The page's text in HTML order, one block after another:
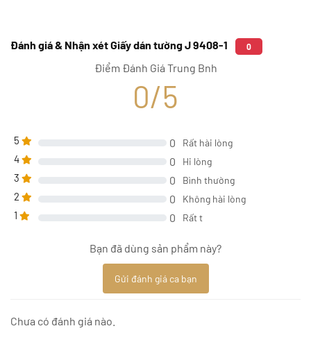
Đánh giá & Nhận xét Giấy dán tường J 9408-1 0
Điểm Đánh Giá Trung Bnh
0/5
5 0 Rất hài lòng
4 0 Hi lòng
3 0 Bình thường
2 0 Không hài lòng
1 0 Rất t
Bạn đã dùng sản phẩm này?
Gửi đánh giá ca bạn
Chưa có đánh giá nào.